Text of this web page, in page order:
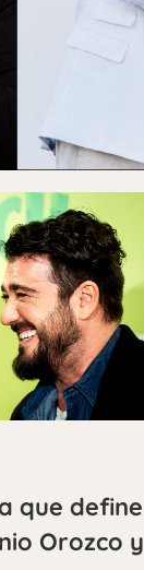
que define
Orozco y